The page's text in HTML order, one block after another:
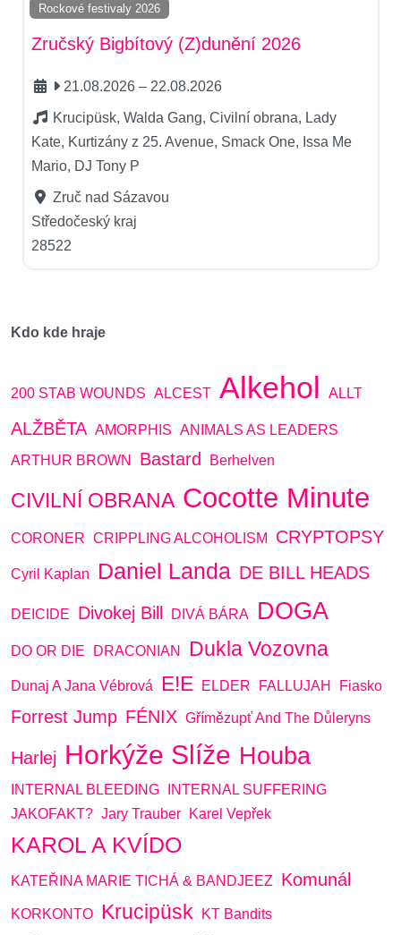
Rockové festivaly 2026
Zručský Bigbítový (Z)dunění 2026
21.08.2026 – 22.08.2026
Krucipüsk, Walda Gang, Civilní obrana, Lady
Kate, Kurtizány z 25. Avenue, Smack One, Issa Me
Mario, DJ Tony P
Zruč nad Sázavou
Středočeský kraj
28522
Kdo kde hraje
200 STAB WOUNDS ALCEST Alkehol ALLT
ALŽBĚTA AMORPHIS ANIMALS AS LEADERS
ARTHUR BROWN
Bastard Berhelven
CIVILNÍ OBRANA Cocotte Minute
CORONER CRIPPLING ALCOHOLISM CRYPTOPSY
Cyril Kaplan Daniel Landa DE BILL HEADS
DEICIDE Divokej Bill DIVÁ BÁRA DOGA
DO OR DIE DRACONIAN Dukla Vozovna
Dunaj A Jana Vébrová E!E ELDER FALLUJAH Fiasko
Forrest Jump FÉNIX Gřímězupť And The Důleryns
Harlej Horkýže Slíže Houba
INTERNAL BLEEDING
INTERNAL SUFFERING
JAKOFAKT? Jary Trauber Karel Vepřek
KAROL A KVÍDO
KATEŘINA MARIE TICHÁ & BANDJEEZ Komunál
KORKONTO Krucipüsk KT Bandits